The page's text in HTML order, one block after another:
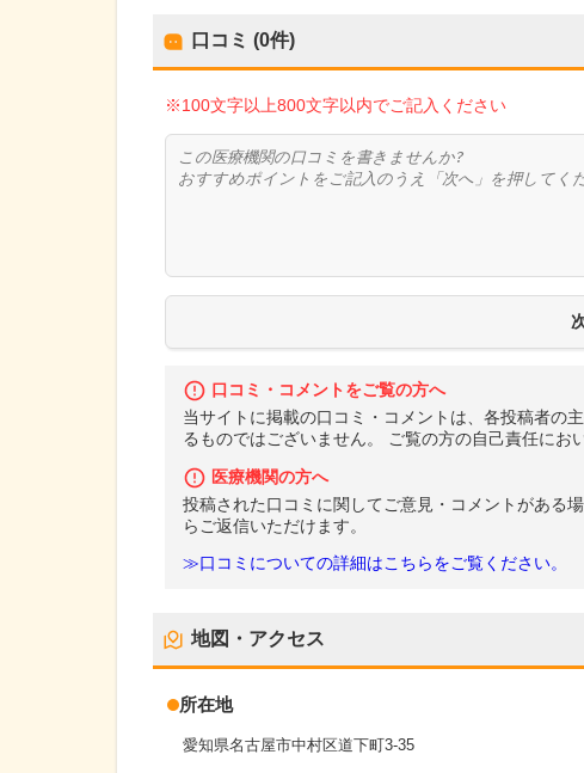
口コミ (0件)
※100文字以上800文字以内でご記入ください
口コミ・コメントをご覧の方へ
当サイトに掲載の口コミ・コメントは、各投稿者の
るものではございません。 ご覧の方の自己責任にお
医療機関の方へ
投稿された口コミに関してご意見・コメントがある
らご返信いただけます。
≫口コミについての詳細はこちらをご覧ください。
地図・アクセス
所在地
愛知県名古屋市中村区道下町3-35